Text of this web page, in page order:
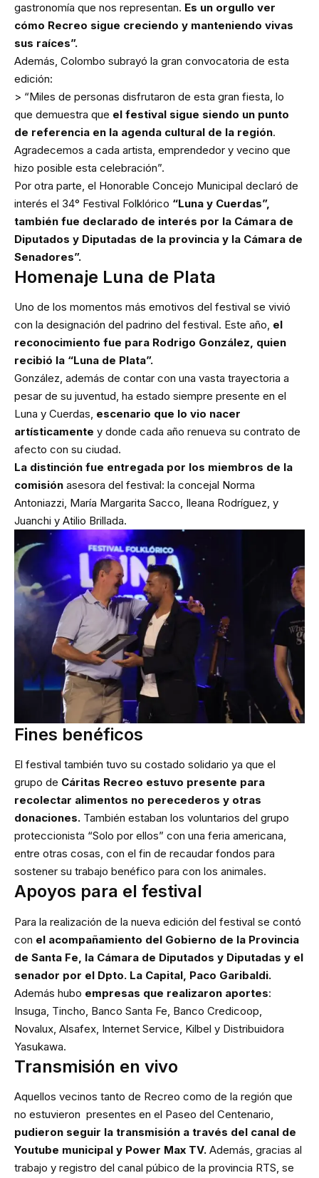
gastronomía que nos representan. Es un orgullo ver
cómo Recreo sigue creciendo y manteniendo vivas
sus raíces”.
Además, Colombo subrayó la gran convocatoria de esta
edición:
> “Miles de personas disfrutaron de esta gran fiesta, lo
que demuestra que el festival sigue siendo un punto
de referencia en la agenda cultural de la región.
Agradecemos a cada artista, emprendedor y vecino que
hizo posible esta celebración”.
Por otra parte, el Honorable Concejo Municipal declaró de
interés el 34° Festival Folklórico “Luna y Cuerdas”,
también fue declarado de interés por la Cámara de
Diputados y Diputadas de la provincia y la Cámara de
Senadores”.
Homenaje Luna de Plata
Uno de los momentos más emotivos del festival se vivió
con la designación del padrino del festival. Este año, el
reconocimiento fue para Rodrigo González, quien
recibió la “Luna de Plata”.
González, además de contar con una vasta trayectoria a
pesar de su juventud, ha estado siempre presente en el
Luna y Cuerdas, escenario que lo vio nacer
artísticamente y donde cada año renueva su contrato de
afecto con su ciudad.
La distinción fue entregada por los miembros de la
comisión asesora del festival: la concejal Norma
Antoniazzi, María Margarita Sacco, Ileana Rodríguez, y
Juanchi y Atilio Brillada.
Fines benéficos
El festival también tuvo su costado solidario ya que el
grupo de Cáritas Recreo estuvo presente para
recolectar alimentos no perecederos y otras
donaciones. También estaban los voluntarios del grupo
proteccionista “Solo por ellos” con una feria americana,
entre otras cosas, con el fin de recaudar fondos para
sostener su trabajo benéfico para con los animales.
Apoyos para el festival
Para la realización de la nueva edición del festival se contó
con el acompañamiento del Gobierno de la Provincia
de Santa Fe, la Cámara de Diputados y Diputadas y el
senador por el Dpto. La Capital, Paco Garibaldi.
Además hubo empresas que realizaron aportes:
Insuga, Tincho, Banco Santa Fe, Banco Credicoop,
Novalux, Alsafex, Internet Service, Kilbel y Distribuidora
Yasukawa.
Transmisión en vivo
Aquellos vecinos tanto de Recreo como de la región que
no estuvieron presentes en el Paseo del Centenario,
pudieron seguir la transmisión a través del canal de
Youtube municipal y Power Max TV. Además, gracias al
trabajo y registro del canal púbico de la provincia RTS, se